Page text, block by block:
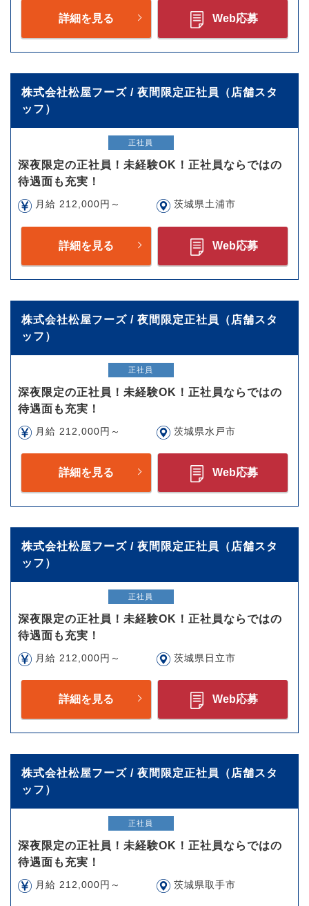
詳細を見る Web応募
株式会社松屋フーズ / 夜間限定正社員（店舗スタ
ッフ）
正社員
深夜限定の正社員！未経験OK！正社員ならではの
待遇面も充実！
月給 212,000円～ 茨城県土浦市
詳細を見る Web応募
株式会社松屋フーズ / 夜間限定正社員（店舗スタ
ッフ）
正社員
深夜限定の正社員！未経験OK！正社員ならではの
待遇面も充実！
月給 212,000円～ 茨城県水戸市
詳細を見る Web応募
株式会社松屋フーズ / 夜間限定正社員（店舗スタ
ッフ）
正社員
深夜限定の正社員！未経験OK！正社員ならではの
待遇面も充実！
月給 212,000円～ 茨城県日立市
詳細を見る Web応募
株式会社松屋フーズ / 夜間限定正社員（店舗スタ
ッフ）
正社員
深夜限定の正社員！未経験OK！正社員ならではの
待遇面も充実！
月給 212,000円～ 茨城県取手市